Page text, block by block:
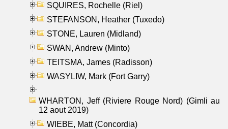
SQUIRES, Rochelle (Riel)
STEFANSON, Heather (Tuxedo)
STONE, Lauren (Midland)
SWAN, Andrew (Minto)
TEITSMA, James (Radisson)
WASYLIW, Mark (Fort Garry)
WHARTON, Jeff (Riviere Rouge Nord) (Gimli au
12 aout 2019)
WIEBE, Matt (Concordia)